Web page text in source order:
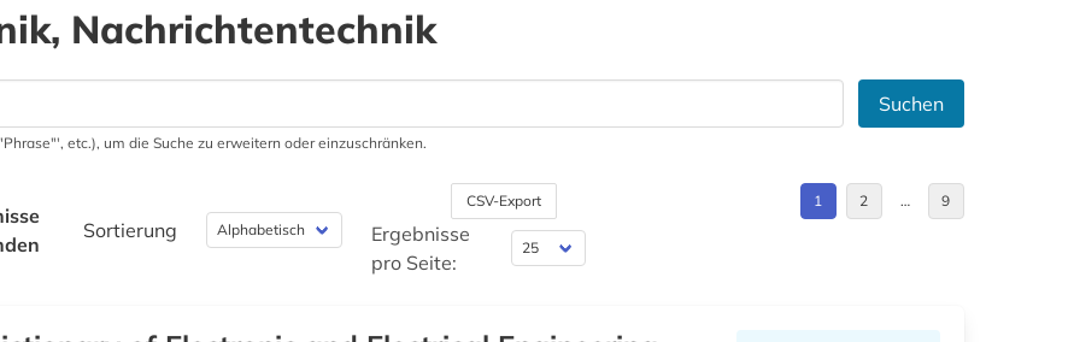
Nachrichtentechnik
Suchen
etc.), um die Suche zu erweitern oder einzuschränken.
Sortierung
CSV-Export
Ergebnisse
pro Seite:
1 2 … 9